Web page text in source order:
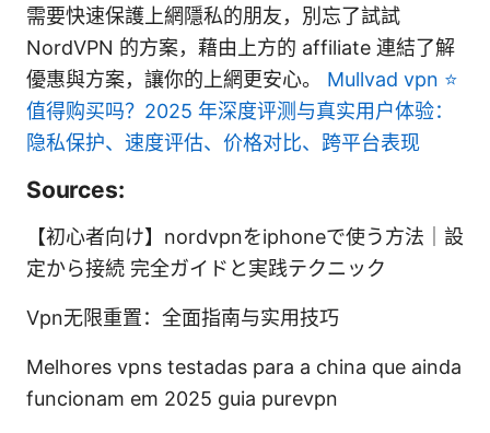
需要快速保護上網隱私的朋友，別忘了試試
NordVPN 的方案，藉由上方的 affiliate 連結了解
優惠與方案，讓你的上網更安心。 Mullvad vpn ⭐
值得购买吗？2025 年深度评测与真实用户体验：
隐私保护、速度评估、价格对比、跨平台表现
Sources:
【初心者向け】nordvpnをiphoneで使う方法｜設
定から接続 完全ガイドと実践テクニック
Vpn无限重置：全面指南与实用技巧
Melhores vpns testadas para a china que ainda
funcionam em 2025 guia purevpn